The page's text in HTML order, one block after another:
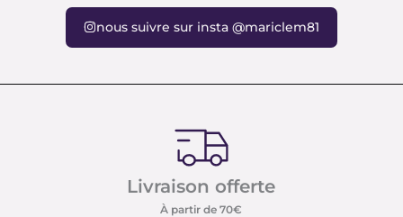
nous suivre sur insta @mariclem81
Livraison offerte
À partir de 70€